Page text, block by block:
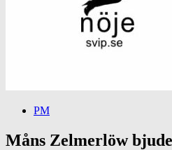
PM
Måns Zelmerlöw